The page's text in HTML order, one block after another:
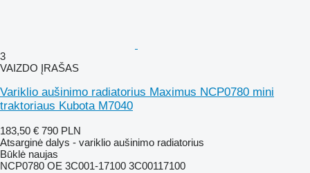
3
VAIZDO ĮRAŠAS
Variklio aušinimo radiatorius Maximus NCP0780 mini
traktoriaus Kubota M7040
183,50 € 790 PLN
Atsarginė dalys - variklio aušinimo radiatorius
Būklė naujas
NCP0780 OE 3C001-17100 3C00117100